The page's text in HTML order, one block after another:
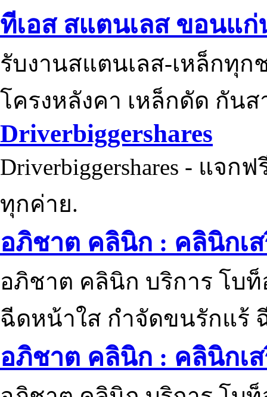
ทีเอส สแตนเลส ขอนแก่
รับงานสแตนเลส-เหล็กทุ
โครงหลังคา เหล็กดัด กัน
Driverbiggershares
Driverbiggershares - แจก
ทุกค่าย.
อภิชาต คลินิก : คลินิกเ
อภิชาต คลินิก บริการ โบ
ฉีดหน้าใส กำจัดขนรักแร้
อภิชาต คลินิก : คลินิกเ